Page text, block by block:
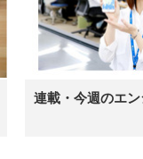
連載・今週のエ